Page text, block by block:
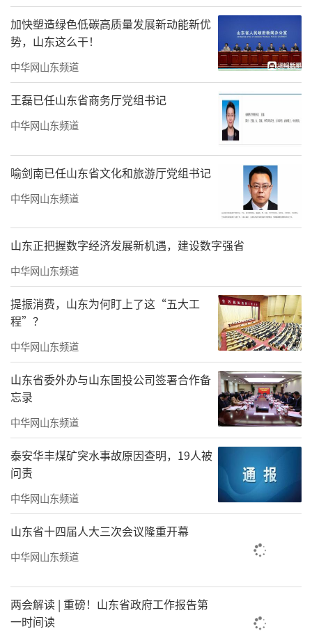
加快塑造绿色低碳高质量发展新动能新优
势，山东这么干！
中华网山东频道
王磊已任山东省商务厅党组书记
中华网山东频道
喻剑南已任山东省文化和旅游厅党组书记
中华网山东频道
山东正把握数字经济发展新机遇，建设数字强省
中华网山东频道
提振消费，山东为何盯上了这“五大工
程”？
中华网山东频道
山东省委外办与山东国投公司签署合作备
忘录
中华网山东频道
泰安华丰煤矿突水事故原因查明，19人被
问责
中华网山东频道
山东省十四届人大三次会议隆重开幕
中华网山东频道
两会解读 | 重磅！山东省政府工作报告第
一时间读